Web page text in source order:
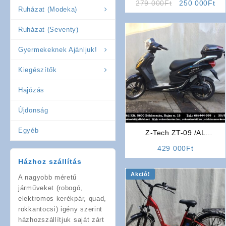
Ruházat (Modeka)
Ruházat (Seventy)
Gyermekeknek Ajánljuk!
Kiegészítők
Hajózás
Újdonság
Egyéb
Házhoz szállítás
A nagyobb méretű
járműveket (robogó,
elektromos kerékpár, quad,
rokkantocsi) igény szerint
házhozszállítjuk saját zárt
279 000Ft
Original
price
was:
250 000Ft
is:
250
Z-Tech ZT-09 /AL
429 000Ft
Akció!